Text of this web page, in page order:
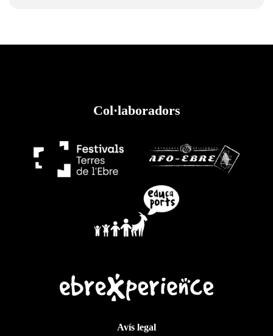
Col·laboradors
Avís legal